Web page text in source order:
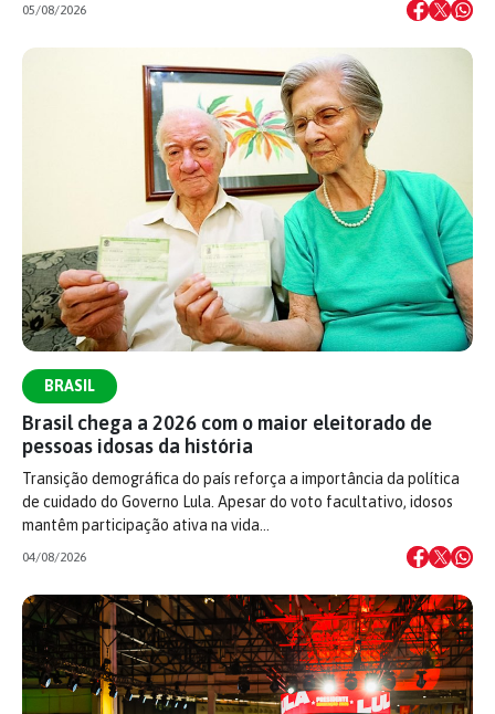
05/08/2026
BRASIL
Brasil chega a 2026 com o maior eleitorado de
pessoas idosas da história
Transição demográfica do país reforça a importância da política
de cuidado do Governo Lula. Apesar do voto facultativo, idosos
mantêm participação ativa na vida…
04/08/2026